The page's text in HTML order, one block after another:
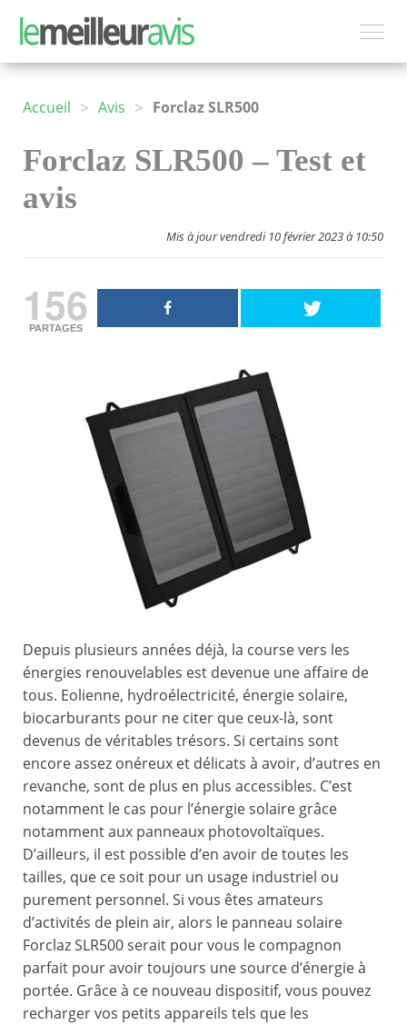
Accueil > Avis > Forclaz SLR500
Forclaz SLR500 – Test et
avis
Mis à jour vendredi 10 février 2023 à 10:50
156
PARTAGES
Depuis plusieurs années déjà, la course vers les
énergies renouvelables est devenue une affaire de
tous. Eolienne, hydroélectricité, énergie solaire,
biocarburants pour ne citer que ceux-là, sont
devenus de véritables trésors. Si certains sont
encore assez onéreux et délicats à avoir, d’autres en
revanche, sont de plus en plus accessibles. C’est
notamment le cas pour l’énergie solaire grâce
notamment aux panneaux photovoltaïques.
D’ailleurs, il est possible d’en avoir de toutes les
tailles, que ce soit pour un usage industriel ou
purement personnel. Si vous êtes amateurs
d’activités de plein air, alors le panneau solaire
Forclaz SLR500 serait pour vous le compagnon
parfait pour avoir toujours une source d’énergie à
portée. Grâce à ce nouveau dispositif, vous pouvez
recharger vos petits appareils tels que les